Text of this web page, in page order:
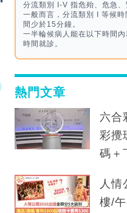
分流類別 I-V 指危殆、危急、
一般而言，分流類別 I 等候
間少於15分鐘。
一半輪候病人能在以下時間
時間就診。
熱門文章
六合
彩攪
碼＋
人情
樓/